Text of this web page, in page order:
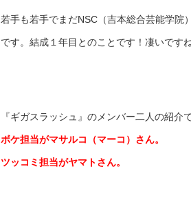
若手も若手でまだNSC（吉本総合芸能学
です。結成１年目とのことです！凄いですね
『ギガスラッシュ』のメンバー二人の紹介で
ボケ担当がマサルコ（マーコ）さん。
ツッコミ担当がヤマトさん。